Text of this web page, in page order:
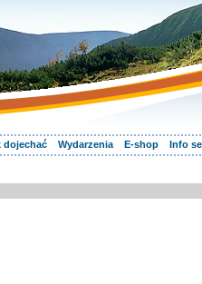
dojechać Wydarzenia E-shop Info